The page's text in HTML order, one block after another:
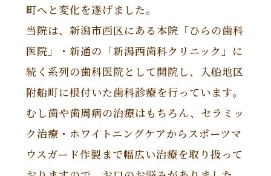
町へと変化を遂げました。
当院は、新潟市西区にある本院「ひらの歯科
医院」・新通の「新潟西歯科クリニック」に
続く系列の歯科医院として開院し、入船地区
附船町に根付いた歯科診療を行っています。
むし歯や歯周病の治療はもちろん、セラミッ
ク治療・ホワイトニングケアからスポーツマ
ウスガード作製まで幅広い治療を取り扱って